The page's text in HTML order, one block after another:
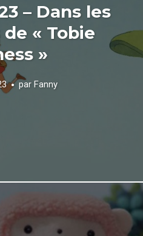
– Dans les
« Tobie
»
par Fanny